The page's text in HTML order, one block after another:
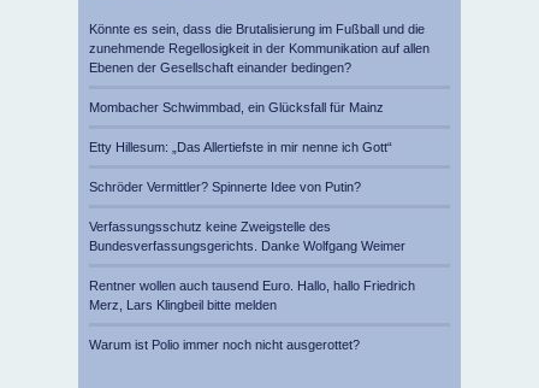
Könnte es sein, dass die Brutalisierung im Fußball und die
zunehmende Regellosigkeit in der Kommunikation auf allen
Ebenen der Gesellschaft einander bedingen?
Mombacher Schwimmbad, ein Glücksfall für Mainz
Etty Hillesum: „Das Allertiefste in mir nenne ich Gott“
Schröder Vermittler? Spinnerte Idee von Putin?
Verfassungsschutz keine Zweigstelle des
Bundesverfassungsgerichts. Danke Wolfgang Weimer
Rentner wollen auch tausend Euro. Hallo, hallo Friedrich
Merz, Lars Klingbeil bitte melden
Warum ist Polio immer noch nicht ausgerottet?